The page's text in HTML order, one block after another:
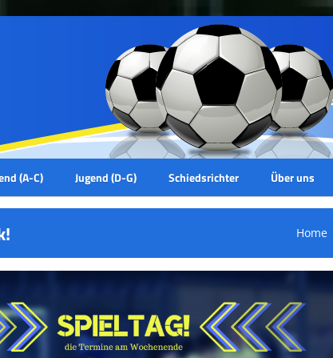
(A-C) Jugend (D-G) Schiedsrichter Über uns
Home